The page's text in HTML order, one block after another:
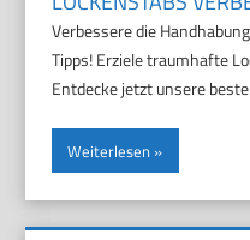
Verbessere die
Tipps! Erziele traumhafte
Entdecke jetzt unsere
Weiterlesen